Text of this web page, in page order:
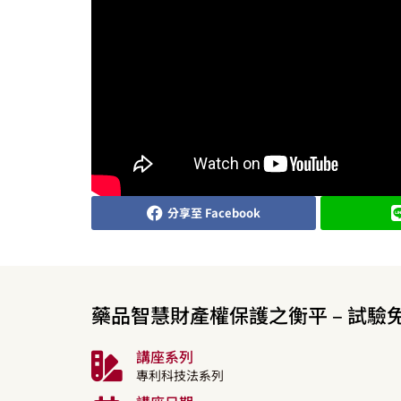
分享至 Facebook
藥品智慧財產權保護之衡平 – 試驗
講座系列
專利科技法系列